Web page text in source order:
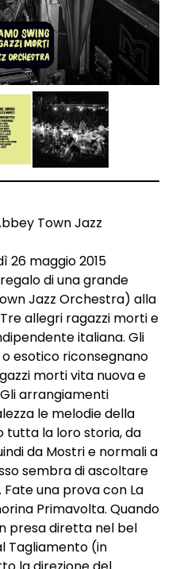
Town Jazz
26 maggio 2015
di una grande
Jazz Orchestra) alla
allegri ragazzi morti e
italiana. Gli
esotico riconsegnano
morti vita nuova e
arrangiamenti
le melodie della
tutta la loro storia, da
da Mostri e normali a
sembra di ascoltare
Fate una prova con La
Primavolta. Quando
presa diretta nel bel
Tagliamento (in